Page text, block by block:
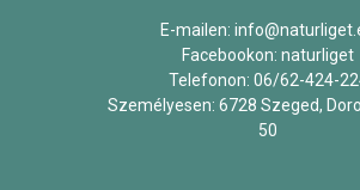
E-mailen:
Facebookon: naturliget
Telefonon: 06/62-424-
Személyesen: 6728 Szeged,
50